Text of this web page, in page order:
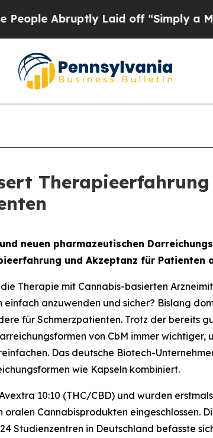
Laid off “Simply a Math
neuen pharmazeutischen
und Akzeptanz für Patienten
die Therapie mit Cannabis-basierten
anzuwenden und sicher? Bislang
für Schmerzpatienten. Trotz der bereits
von CbM immer wichtiger,
Das deutsche Biotech-
wie Kapseln kombiniert.
10:10 (THC/CBD) und wurden
Cannabisprodukten eingeschlossen.
Studienzentren in Deutschland befasste